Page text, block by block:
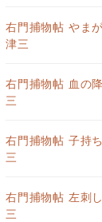
右門捕物帖 やま
津三
右門捕物帖 血の
三
右門捕物帖 子持
三
右門捕物帖 左刺
三